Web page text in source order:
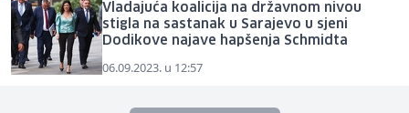
Vladajuća koalicija na državnom nivou
stigla na sastanak u Sarajevo u sjeni
Dodikove najave hapšenja Schmidta
06.09.2023. u 12:57